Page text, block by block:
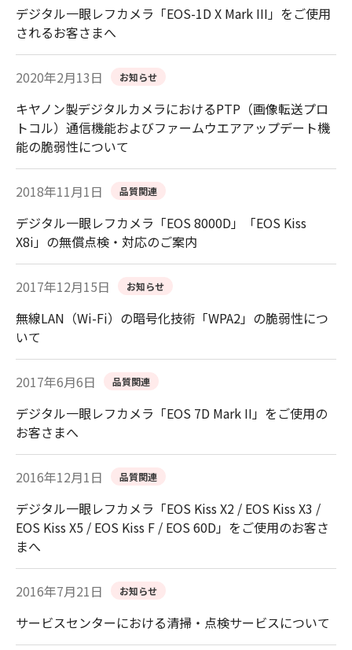
デジタル一眼レフカメラ「EOS-1D X Mark III」をご使用
されるお客さまへ
2020年2月13日 お知らせ
キヤノン製デジタルカメラにおけるPTP（画像転送プロ
トコル）通信機能およびファームウエアアップデート機
能の脆弱性について
2018年11月1日 品質関連
デジタル一眼レフカメラ「EOS 8000D」「EOS Kiss
X8i」の無償点検・対応のご案内
2017年12月15日 お知らせ
無線LAN（Wi-Fi）の暗号化技術「WPA2」の脆弱性につ
いて
2017年6月6日 品質関連
デジタル一眼レフカメラ「EOS 7D Mark II」をご使用の
お客さまへ
2016年12月1日 品質関連
デジタル一眼レフカメラ「EOS Kiss X2 / EOS Kiss X3 /
EOS Kiss X5 / EOS Kiss F / EOS 60D」をご使用のお客さ
まへ
2016年7月21日 お知らせ
サービスセンターにおける清掃・点検サービスについて